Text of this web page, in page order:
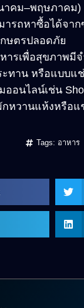
าคม–พฤษภาคม)
ารถหาซื้อได้จาก
ษตรปลอดภัย
ารเพื่อสุขภาพมี
ทาน หรือแบบแ
อนไลน์เช่น
กหวานแห้งหรือแ
Tags: อาหาร